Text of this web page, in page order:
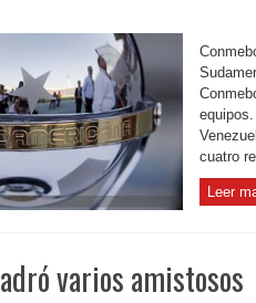
cuatro
Leer
varios amistosos